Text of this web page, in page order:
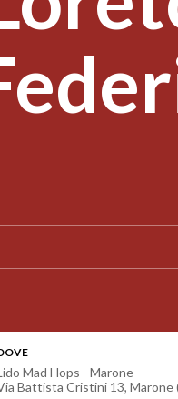
Mad Hops - Marone
Battista Cristini 13, Marone